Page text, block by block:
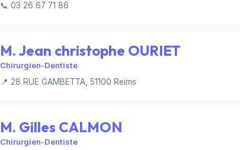
📞 03 26 67 71 86
M. Jean christophe OURIET
Chirurgien-Dentiste
📍 28 RUE GAMBETTA, 51100 Reims
M. Gilles CALMON
Chirurgien-Dentiste